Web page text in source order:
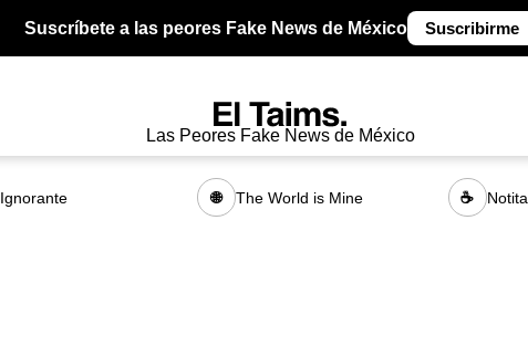
Suscríbete a las peores Fake News de México Suscribirme
Las Peores Fake News de México
Ignorante 🌐 The World is Mine ☕